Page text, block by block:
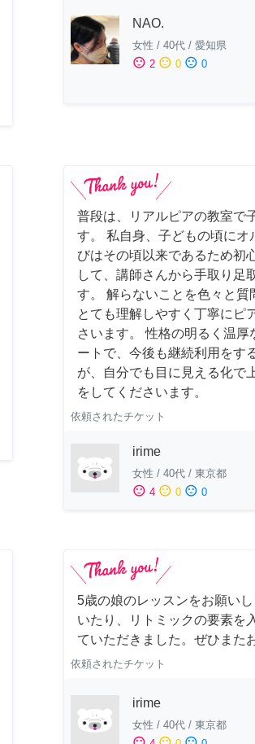
NAO.
女性 / 40代 / 愛知県
sentiment_satisfied 2 sentiment_neutral 0 sentiment_dissatisfied 0
普段は、リアルピアの教室で
す。 私自身、子どもの頃に
びはその頃以来であるため初
して、講師さんから手取り足
す。 解らないことを色々と質
とても理解しやすく丁寧にピ
さいます。 性格の明るく温
ートで、今後も継続利用をす
が、自分でも目に見える化で
をしてくださいます。
依頼されたチケット
irime
女性 / 40代 / 東京都
sentiment_satisfied 4 sentiment_neutral 0 sentiment_dissatisfied 0
5歳の娘のレッスンをお願い
いたり、リトミックの要素を
ていただきました。ぜひまた
依頼されたチケット
irime
女性 / 40代 / 東京都